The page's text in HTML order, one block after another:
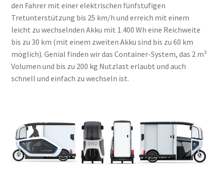
den Fahrer mit einer elektrischen fünfstufigen
Tretunterstützung bis 25 km/h und erreich mit einem
leicht zu wechselnden Akku mit 1.400 Wh eine Reichweite
bis zu 30 km (mit einem zweiten Akku sind bis zu 60 km
möglich). Genial finden wir das Container-System, das 2 m³
Volumen und bis zu 200 kg Nutzlast erlaubt und auch
schnell und einfach zu wechseln ist.